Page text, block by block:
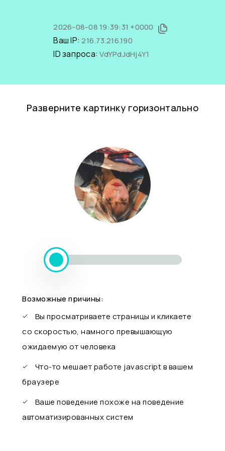
2026-08-08 19:39:31 +0000
Ваш IP:216.73.216.190
ID запроса:VdYPdJdHj4Y1
Разверните картинку горизонтально
Возможные причины:
Вы просматриваете страницы и кликаете
со скоростью, намного превышающую
ожидаемую от человека
Что-то мешает работе javascript в вашем
браузере
Ваше поведение похоже на поведение
автоматизированных систем